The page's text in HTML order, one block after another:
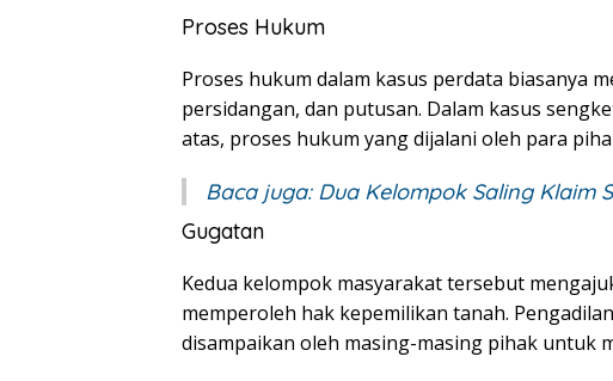
Proses Hukum
Proses hukum dalam kasus perdata biasanya
persidangan, dan putusan. Dalam kasus
atas, proses hukum yang dijalani oleh para
Baca juga: Dua Kelompok Saling Klaim
Gugatan
Kedua kelompok masyarakat tersebut
memperoleh hak kepemilikan tanah.
disampaikan oleh masing-masing pihak untuk